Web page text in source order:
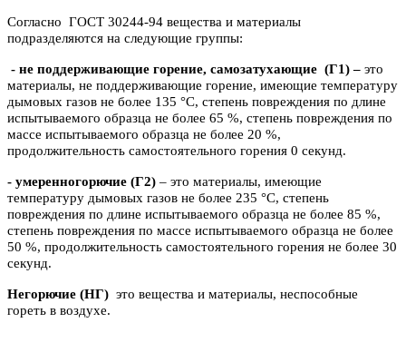
Согласно ГОСТ 30244-94 вещества и материалы
подразделяются на следующие группы:
- не поддерживающие горение, самозатухающие (Г1) – это
материалы, не поддерживающие горение, имеющие температуру
дымовых газов не более 135 °C, степень повреждения по длине
испытываемого образца не более 65 %, степень повреждения по
массе испытываемого образца не более 20 %,
продолжительность самостоятельного горения 0 секунд.
- умеренногорючие (Г2) – это материалы, имеющие
температуру дымовых газов не более 235 °C, степень
повреждения по длине испытываемого образца не более 85 %,
степень повреждения по массе испытываемого образца не более
50 %, продолжительность самостоятельного горения не более 30
секунд.
Негорючие (НГ) это вещества и материалы, неспособные
гореть в воздухе.